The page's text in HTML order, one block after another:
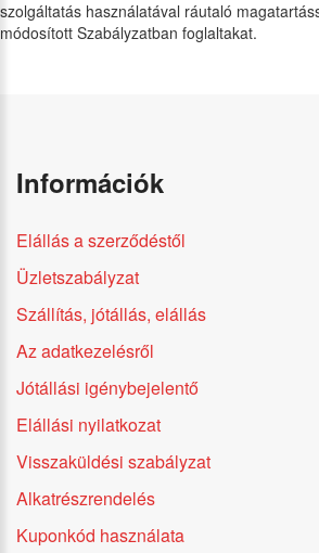
szolgáltatás használatával ráutaló
módosított Szabályzatban foglaltakat.
Információk
Elállás a szerződéstől
Üzletszabályzat
Szállítás, jótállás, elállás
Az adatkezelésről
Jótállási igénybejelentő
Elállási nyilatkozat
Visszaküldési szabályzat
Alkatrészrendelés
Kuponkód használata